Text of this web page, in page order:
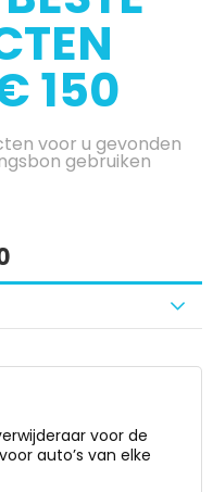
150
voor u gevonden
gebruiken
voor de
auto’s van elke